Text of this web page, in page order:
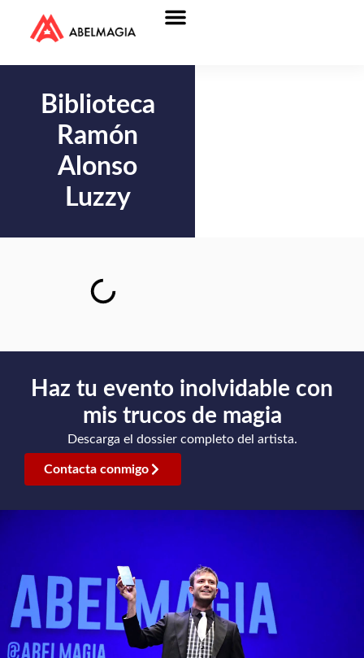
Biblioteca
Ramón
Alonso
Luzzy
Haz tu evento inolvidable con
mis trucos de magia
Descarga el dossier completo del artista.
Contacta conmigo